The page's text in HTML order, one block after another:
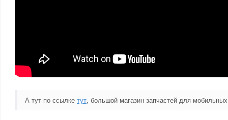
А тут по ссылке тут, большой магазин запчастей для